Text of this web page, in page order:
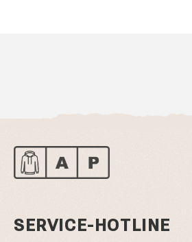
SERVICE-HOTLINE